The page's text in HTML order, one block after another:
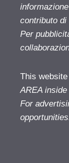
contributo di
Per
This website
AREA
For